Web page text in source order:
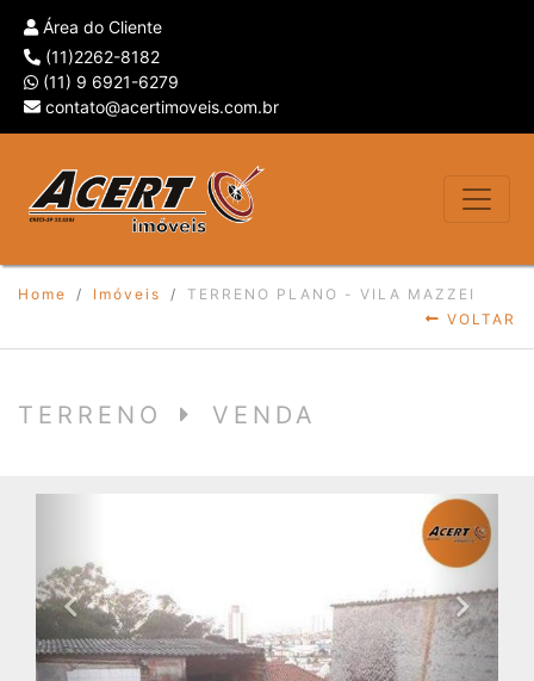
Área do Cliente
(11)2262-8182
(11) 9 6921-6279
contato@acertimoveis.com.br
Home Imóveis
TERRENO PLANO - VILA MAZZEI
VOLTAR
TERRENO VENDA